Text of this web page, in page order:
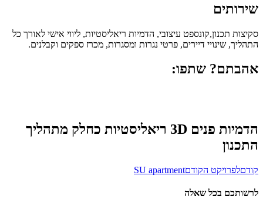
שירותים
סקיצות תכנון,קונספט עיצובי, הדמיות ריאליסטיות, ליווי אישי לאורך כל
התהליך, שינויי דיירים, פרטי נגרות ומסגרות, מכרז ספקים וקבלנים.
אהבתם? שתפו:
הדמיות פנים 3D ריאליסטיות כחלק מתהליך
התכנון
קודםלפרויקט הקודםSU apartment
לרשותכם בכל שאלה